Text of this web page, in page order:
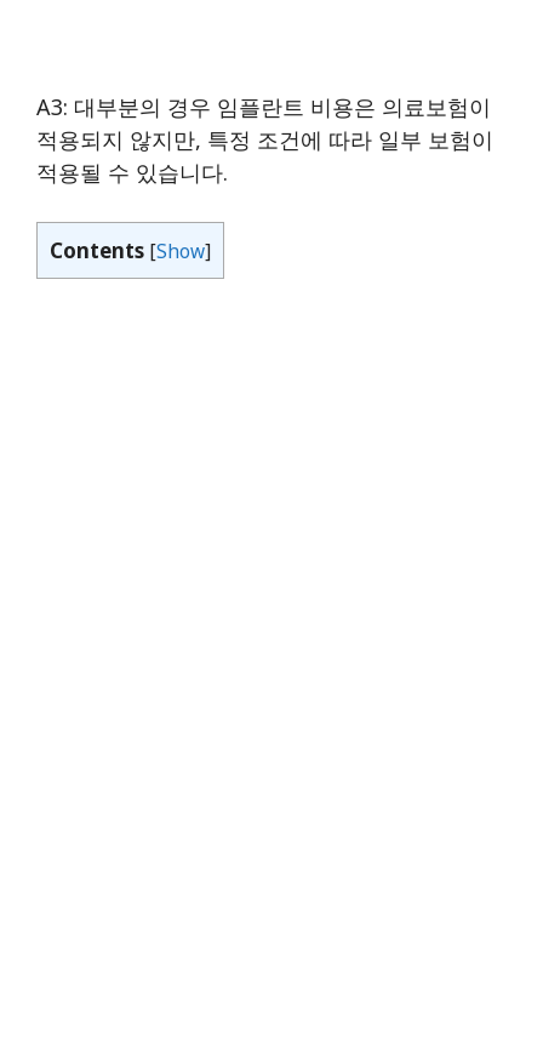
A3: 대부분의 경우 임플란트 비용은 의료보험이
적용되지 않지만, 특정 조건에 따라 일부 보험이
적용될 수 있습니다.
Contents [Show]